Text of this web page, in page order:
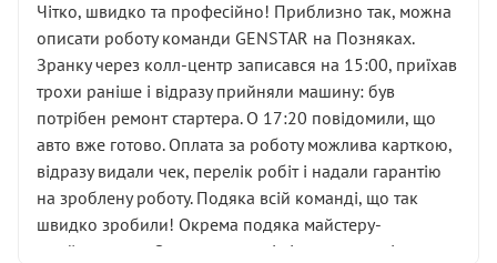
Що прикро — це не перший мій візит. Раніше міняв у
вас стартер, і тоді сервіс наче справив хороше
враження. Але згодом знайшов декілька гайок під
лобовим склом. Мені пояснили, що це “старі гайки, які
відкручували”, і попросили не хвилюватися. ( надіюсь
новий власник, не застяг в полі))
Але після нинішнього візиту такі дрібниці вже не
здаються дрібницями.
Я — клієнт, який працює на довірі, і саме її цей сервіс
Чітко, швидко та професійно! Приблизно так, можна
описати роботу команди GENSTAR на Позняках.
Зранку через колл-центр записався на 15:00, приїхав
трохи раніше і відразу прийняли машину: був
потрібен ремонт стартера. О 17:20 повідомили, що
авто вже готово. Оплата за роботу можлива карткою,
відразу видали чек, перелік робіт і надали гарантію
на зроблену роботу. Подяка всій команді, що так
швидко зробили! Окрема подяка майстеру-
приймальнику Олександру: всі чітко та по суті.